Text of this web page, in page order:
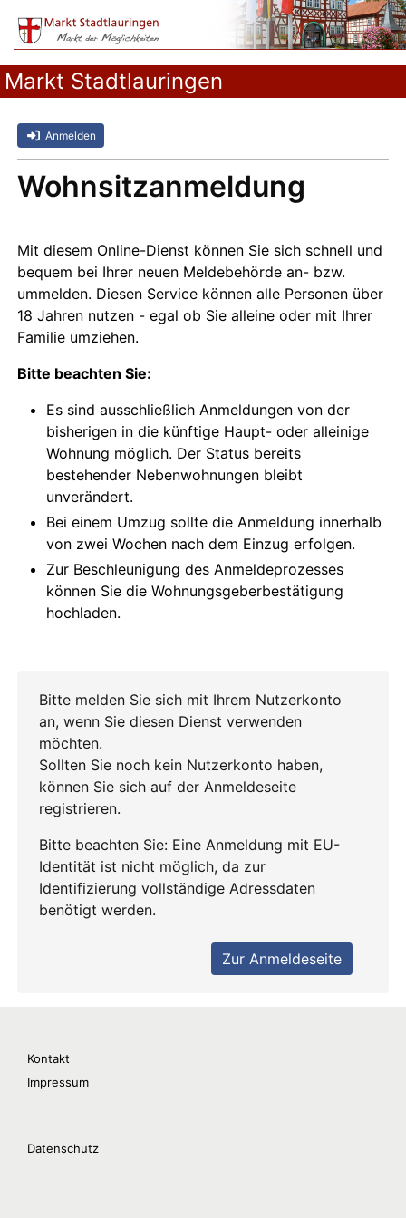
Markt Stadtlauringen
Kontakt
Impressum
Datenschutz